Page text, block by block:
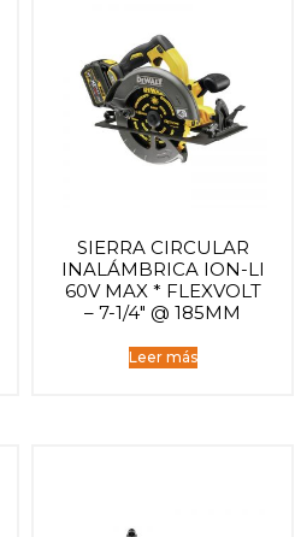
SIERRA CIRCULAR
INALÁMBRICA ION-LI
60V MAX * FLEXVOLT
– 7-1/4″ @ 185MM
Leer más